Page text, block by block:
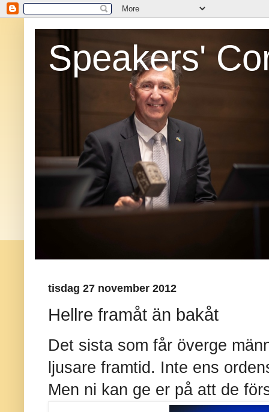
Speakers'
tisdag 27 november 2012
Hellre framåt än bakåt
Det sista som får överge
ljusare framtid. Inte ens
Men ni kan ge er på att de